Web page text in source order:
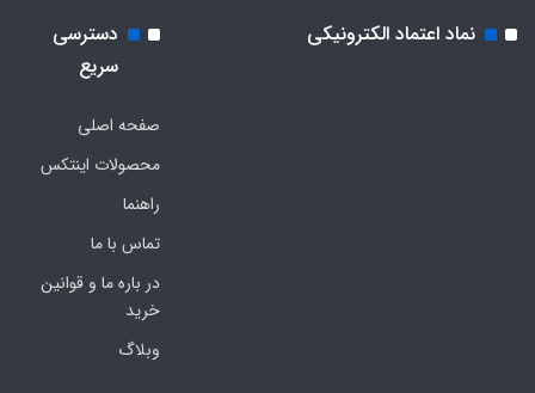
نماد اعتماد الکترونیکی
دسترسی
سریع
صفحه اصلی
محصولات اینتکس
راهنما
تماس با ما
در باره ما و قوانین
خرید
وبلاگ